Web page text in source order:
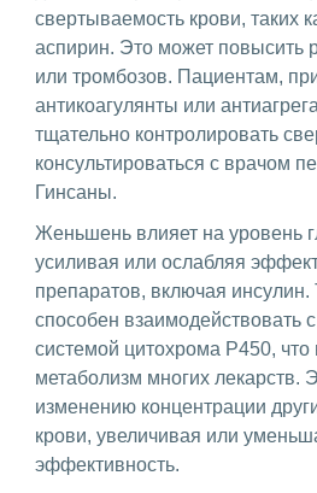
свертываемость крови, таких
аспирин. Это может повысить
или тромбозов. Пациентам,
антикоагулянты или
тщательно контролировать
консультироваться с врачом
Гинсаны.
Женьшень влияет на уровень
усиливая или ослабляя
препаратов, включая инсулин.
способен взаимодействовать
системой цитохрома P450, что
метаболизм многих лекарств.
изменению концентрации
крови, увеличивая или
эффективность.